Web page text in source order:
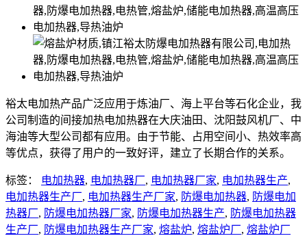
裕太电加热产品广泛应用于炼油厂、海上平台等石化企业，我
公司制造的间接加热电加热器在大庆油田、沈阳鼓风机厂、中
海油等大型公司都有应用。由于节能、占用空间小、热效率高
等优点，获得了用户的一致好评，建立了长期合作的关系。
标签： 电加热器, 电加热器厂, 电加热器厂家, 电加热器生产,
电加热器生产厂, 电加热器生产厂家, 防爆电加热器, 防爆电加
热器厂, 防爆电加热器厂家, 防爆电加热器生产, 防爆电加热器
生产厂, 防爆电加热器生产厂家, 熔盐炉, 熔盐炉厂, 熔盐炉厂